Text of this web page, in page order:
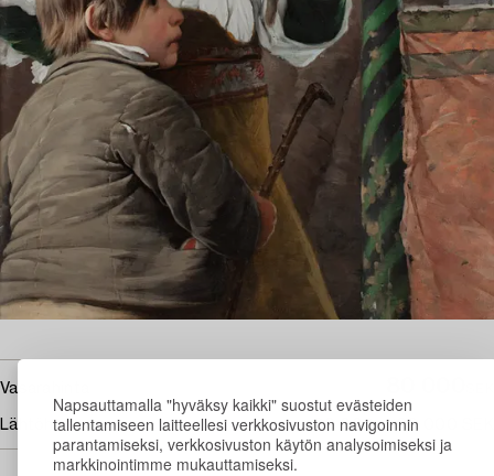
Napsauttamalla "hyväksy kaikki" suostut evästeiden
tallentamiseen laitteellesi verkkosivuston navigoinnin
parantamiseksi, verkkosivuston käytön analysoimiseksi ja
markkinointimme mukauttamiseksi.
Vasarahinta
Lähtöhinta 80 000 - 100 000 SEK